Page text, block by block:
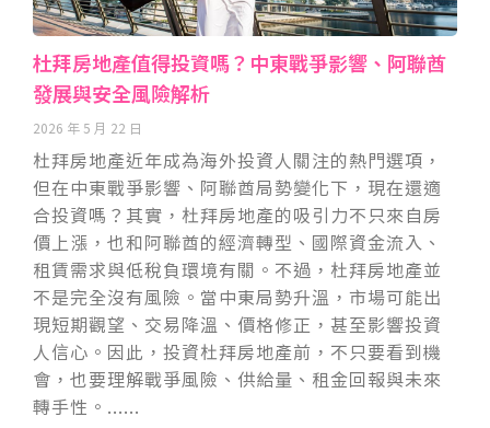
杜拜房地產值得投資嗎？中東戰爭影響、阿聯酋
發展與安全風險解析
2026 年 5 月 22 日
杜拜房地產近年成為海外投資人關注的熱門選項，
但在中東戰爭影響、阿聯酋局勢變化下，現在還適
合投資嗎？其實，杜拜房地產的吸引力不只來自房
價上漲，也和阿聯酋的經濟轉型、國際資金流入、
租賃需求與低稅負環境有關。不過，杜拜房地產並
不是完全沒有風險。當中東局勢升溫，市場可能出
現短期觀望、交易降溫、價格修正，甚至影響投資
人信心。因此，投資杜拜房地產前，不只要看到機
會，也要理解戰爭風險、供給量、租金回報與未來
轉手性。